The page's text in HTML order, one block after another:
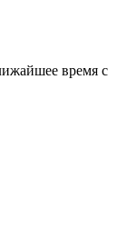
время с